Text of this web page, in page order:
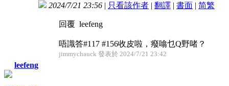
leefeng
2024/7/21 23:56 | 只看該作者 | 翻譯 | 書面 | 简繁
回覆 leefeng
唔識答#117 #156收皮啦，癈噏乜Q野啫？
jimmychauck 發表於 2024/7/21 23:42